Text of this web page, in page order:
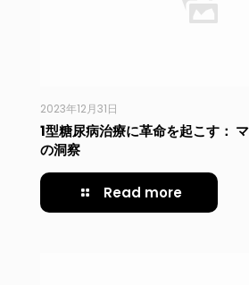
2023年12月31日
1型糖尿病治療に革命を起こす：
の洞察
Read more